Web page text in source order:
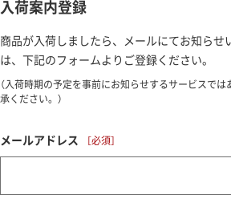
入荷案内登録
商品が入荷しましたら、メールにてお知らせ
は、下記のフォームよりご登録ください。
（入荷時期の予定を事前にお知らせするサービスで
承ください。）
メールアドレス